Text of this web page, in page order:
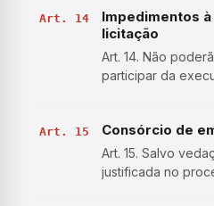
do Estado, na
A publicid…
Art. 14
Impedimentos
licitação
Art. 14. Não
participar da
pessoa física ou
v…
Art. 15 Consórcio de
Art. 15. Salvo
justificada no